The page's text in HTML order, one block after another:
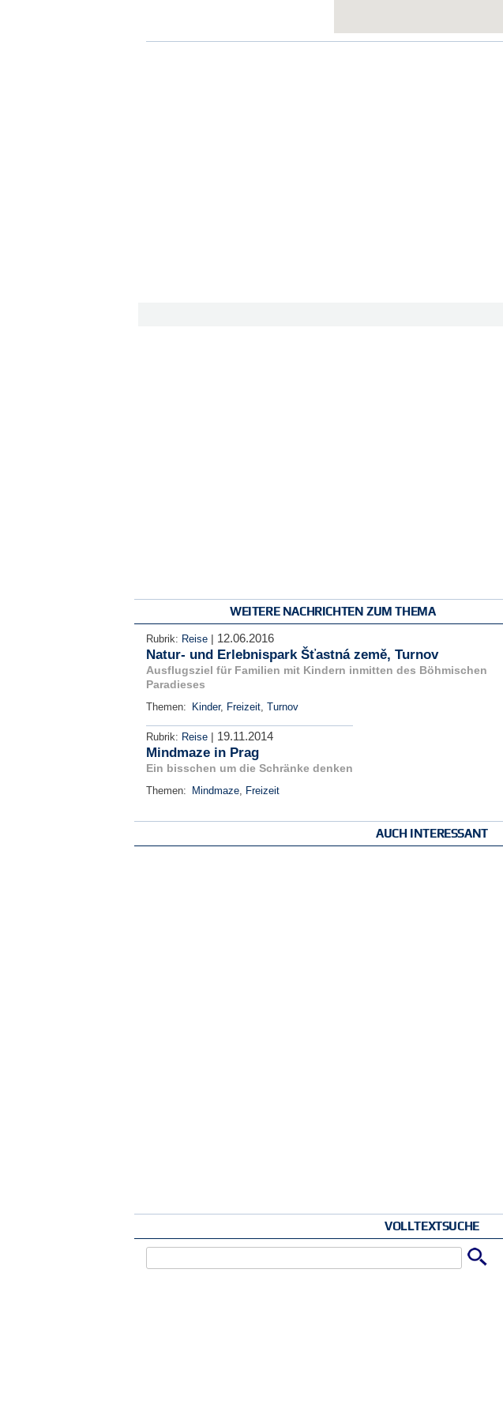
WEITERE NACHRICHTEN ZUM THEMA
Rubrik: Reise | 12.06.2016
Natur- und Erlebnispark Šťastná země, Turnov
Ausflugsziel für Familien mit Kindern inmitten des Böhmischen
Paradieses
Themen: Kinder, Freizeit, Turnov
Rubrik: Reise | 19.11.2014
Mindmaze in Prag
Ein bisschen um die Schränke denken
Themen: Mindmaze, Freizeit
AUCH INTERESSANT
VOLLTEXTSUCHE